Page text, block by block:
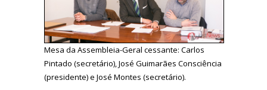
Mesa da Assembleia-Geral cessante: Carlos
Pintado (secretário), José Guimarães Consciência
(presidente) e José Montes (secretário).